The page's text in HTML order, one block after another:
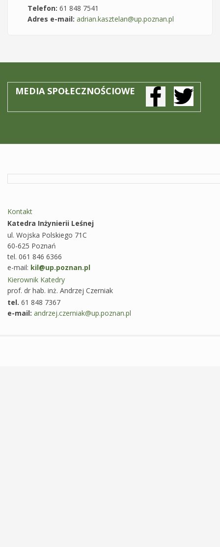
Telefon: 61 848 7541
Adres e-mail: adrian.kasztelan@up.poznan.pl
MEDIA SPOŁECZNOŚCIOWE
Kontakt
Katedra Inżynierii Leśnej
ul. Wojska Polskiego 71C
60-625 Poznań
tel. 061 846 6366
e-mail: kil@up.poznan.pl
Kierownik Katedry
prof. dr hab. inż. Andrzej Czerniak
tel. 61 848 7367
e-mail: andrzej.czerniak@up.poznan.pl